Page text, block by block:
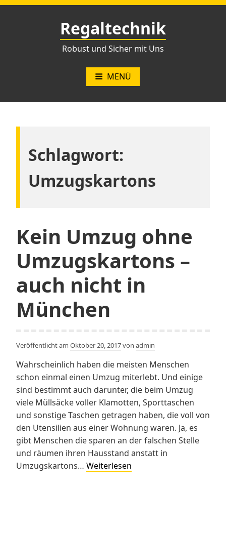
Zum
Regaltechnik
Robust und Sicher mit Uns
MENÜ
Schlagwort:
Umzugskartons
Kein Umzug ohne
Umzugskartons –
auch nicht in
München
Veröffentlicht am Oktober 20, 2017von admin
Wahrscheinlich haben die meisten Menschen
schon einmal einen Umzug miterlebt. Und einige
sind bestimmt auch darunter, die beim Umzug
viele Müllsäcke voller Klamotten, Sporttaschen
und sonstige Taschen getragen haben, die voll von
den Utensilien aus einer Wohnung waren. Ja, es
gibt Menschen die sparen an der falschen Stelle
und räumen ihren Hausstand anstatt in
Umzugskartons… Weiterlesen